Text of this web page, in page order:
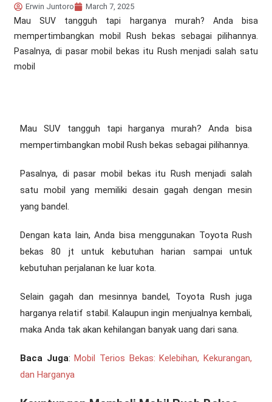
Erwin Juntoro March 7, 2025
Mau SUV tangguh tapi harganya murah? Anda bisa
mempertimbangkan mobil Rush bekas sebagai pilihannya.
Pasalnya, di pasar mobil bekas itu Rush menjadi salah satu
mobil
Mau SUV tangguh tapi harganya murah? Anda bisa
mempertimbangkan mobil Rush bekas sebagai pilihannya.
Pasalnya, di pasar mobil bekas itu Rush menjadi salah
satu mobil yang memiliki desain gagah dengan mesin
yang bandel.
Dengan kata lain, Anda bisa menggunakan Toyota Rush
bekas 80 jtuntuk kebutuhan harian sampai untuk
kebutuhan perjalanan ke luar kota.
Selain gagah dan mesinnya bandel, Toyota Rush juga
harganya relatif stabil. Kalaupun ingin menjualnya kembali,
maka Anda tak akan kehilangan banyak uang dari sana.
Baca Juga:Mobil Terios Bekas: Kelebihan, Kekurangan,
dan Harganya